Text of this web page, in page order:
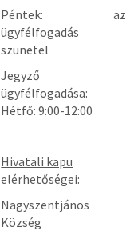
Péntek: az
ügyfélfogadás
szünetel
Jegyző
ügyfélfogadása:
Hétfő: 9:00-12:00
Hivatali kapu
elérhetőségei:
Nagyszentjános
Község